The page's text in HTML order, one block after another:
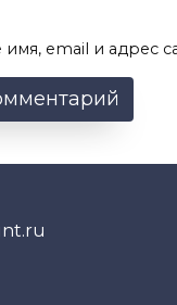
имя, email и адрес